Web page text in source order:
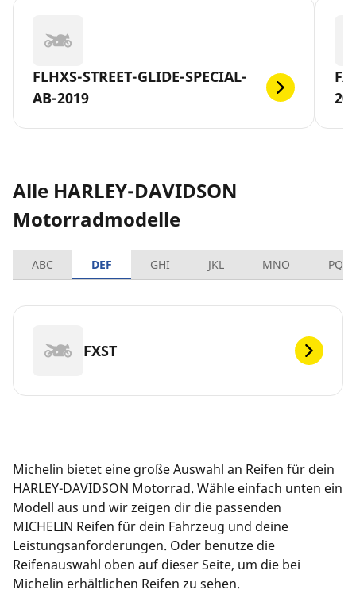
FLHXS-STREET-GLIDE-SPECIAL-
AB-2019
Alle HARLEY-DAVIDSON
Motorradmodelle
ABC DEF GHI JKL MNO PQRS
FXST
Michelin bietet eine große Auswahl an Reifen für dein
HARLEY-DAVIDSON Motorrad. Wähle einfach unten ein
Modell aus und wir zeigen dir die passenden
MICHELIN Reifen für dein Fahrzeug und deine
Leistungsanforderungen. Oder benutze die
Reifenauswahl oben auf dieser Seite, um die bei
Michelin erhältlichen Reifen zu sehen.